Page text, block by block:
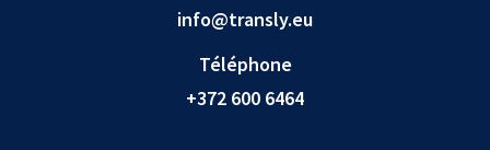
info@transly.eu
Téléphone
+372 600 6464